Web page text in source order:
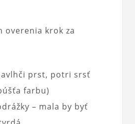
overenia krok za
prst, potri srsť
farbu)
– mala by byť